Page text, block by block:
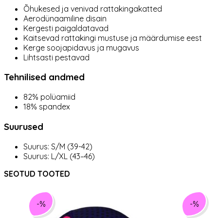
Õhukesed ja venivad rattakingakatted
Aerodünaamiline disain
Kergesti paigaldatavad
Kaitsevad rattakingi mustuse ja määrdumise eest
Kerge soojapidavus ja mugavus
Lihtsasti pestavad
Tehnilised andmed
82% polüamiid
18% spandex
Suurused
Suurus: S/M (39-42)
Suurus: L/XL (43–46)
SEOTUD TOOTED
-% -%